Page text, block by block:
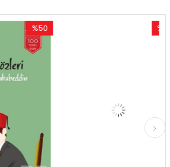
%50
İndirim
%50İndirim
%50